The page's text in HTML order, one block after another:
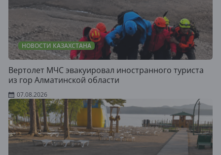
НОВОСТИ КАЗАХСТАНА
Вертолет МЧС эвакуировал иностранного туриста
из гор Алматинской области
07.08.2026